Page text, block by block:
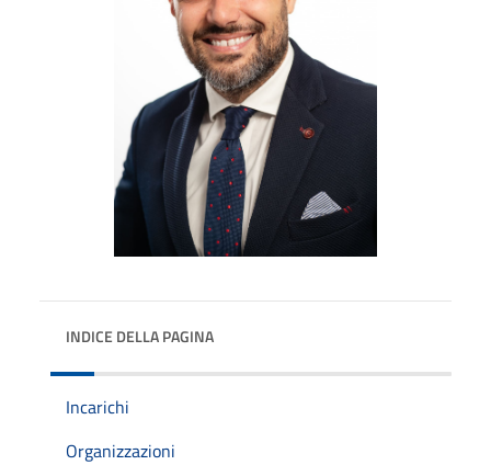
INDICE DELLA PAGINA
Incarichi
Organizzazioni